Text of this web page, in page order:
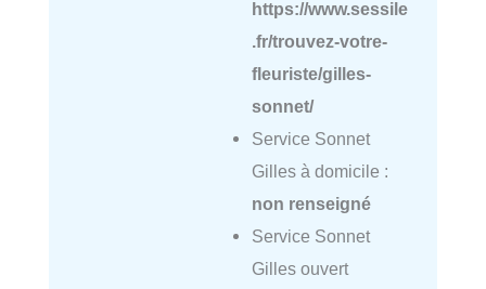
https://www.sessile
.fr/trouvez-votre-
fleuriste/gilles-
sonnet/
Service Sonnet
Gilles à domicile :
non renseigné
Service Sonnet
Gilles ouvert